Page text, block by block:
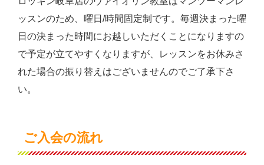
ッスンのため、曜日/時間固定制です。毎週決まった曜
日の決まった時間にお越しいただくことになりますの
で予定が立てやすくなりますが、レッスンをお休みさ
れた場合の振り替えはございませんのでご了承下さ
い。
ご入会の流れ